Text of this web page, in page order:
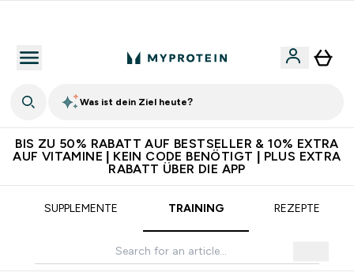
Was ist dein Ziel heute?
BIS ZU 50% RABATT AUF BESTSELLER & 10% EXTRA
AUF VITAMINE | KEIN CODE BENÖTIGT | PLUS EXTRA
RABATT ÜBER DIE APP
SUPPLEMENTE TRAINING REZEPTE